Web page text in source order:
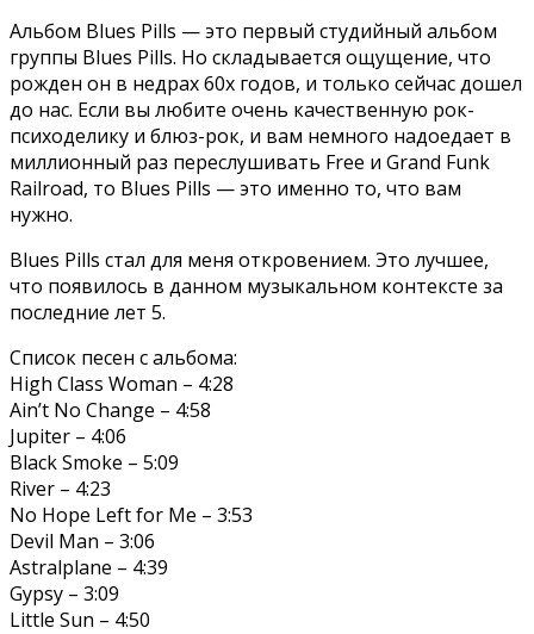
Альбом Blues Pills — это первый студийный альбом
группы Blues Pills. Но складывается ощущение, что
рожден он в недрах 60х годов, и только сейчас дошел
до нас. Если вы любите очень качественную рок-
психоделику и блюз-рок, и вам немного надоедает в
миллионный раз переслушивать Free и Grand Funk
Railroad, то Blues Pills — это именно то, что вам
нужно.
Blues Pills стал для меня откровением. Это лучшее,
что появилось в данном музыкальном контексте за
последние лет 5.
Список песен с альбома:
High Class Woman – 4:28
Ain’t No Change – 4:58
Jupiter – 4:06
Black Smoke – 5:09
River – 4:23
No Hope Left for Me – 3:53
Devil Man – 3:06
Astralplane – 4:39
Gypsy – 3:09
Little Sun – 4:50